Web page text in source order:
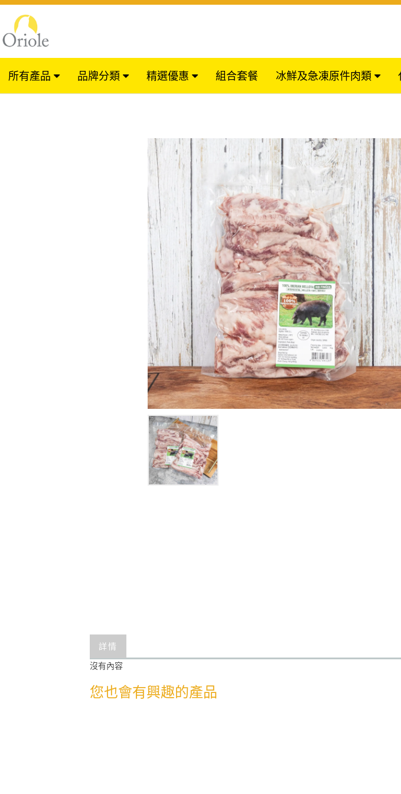
所有產品 品牌分類 精選優惠 組合套餐 冰鮮及急凍原件肉類
詳情
沒有內容
您也會有興趣的產品